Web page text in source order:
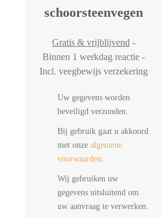
schoorsteenvegen
Gratis & vrijblijvend -
Binnen 1 werkdag reactie -
Incl. veegbewijs verzekering
Uw gegevens worden
beveiligd verzonden.
Bij gebruik gaat u akkoord
met onze algemene
voorwaarden.
Wij gebruiken uw
gegevens uitsluitend om
uw aanvraag te verwerken.